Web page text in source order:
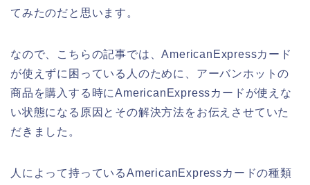
てみたのだと思います。
なので、こちらの記事では、AmericanExpressカード
が使えずに困っている人のために、アーバンホットの
商品を購入する時にAmericanExpressカードが使えな
い状態になる原因とその解決方法をお伝えさせていた
だきました。
人によって持っているAmericanExpressカードの種類